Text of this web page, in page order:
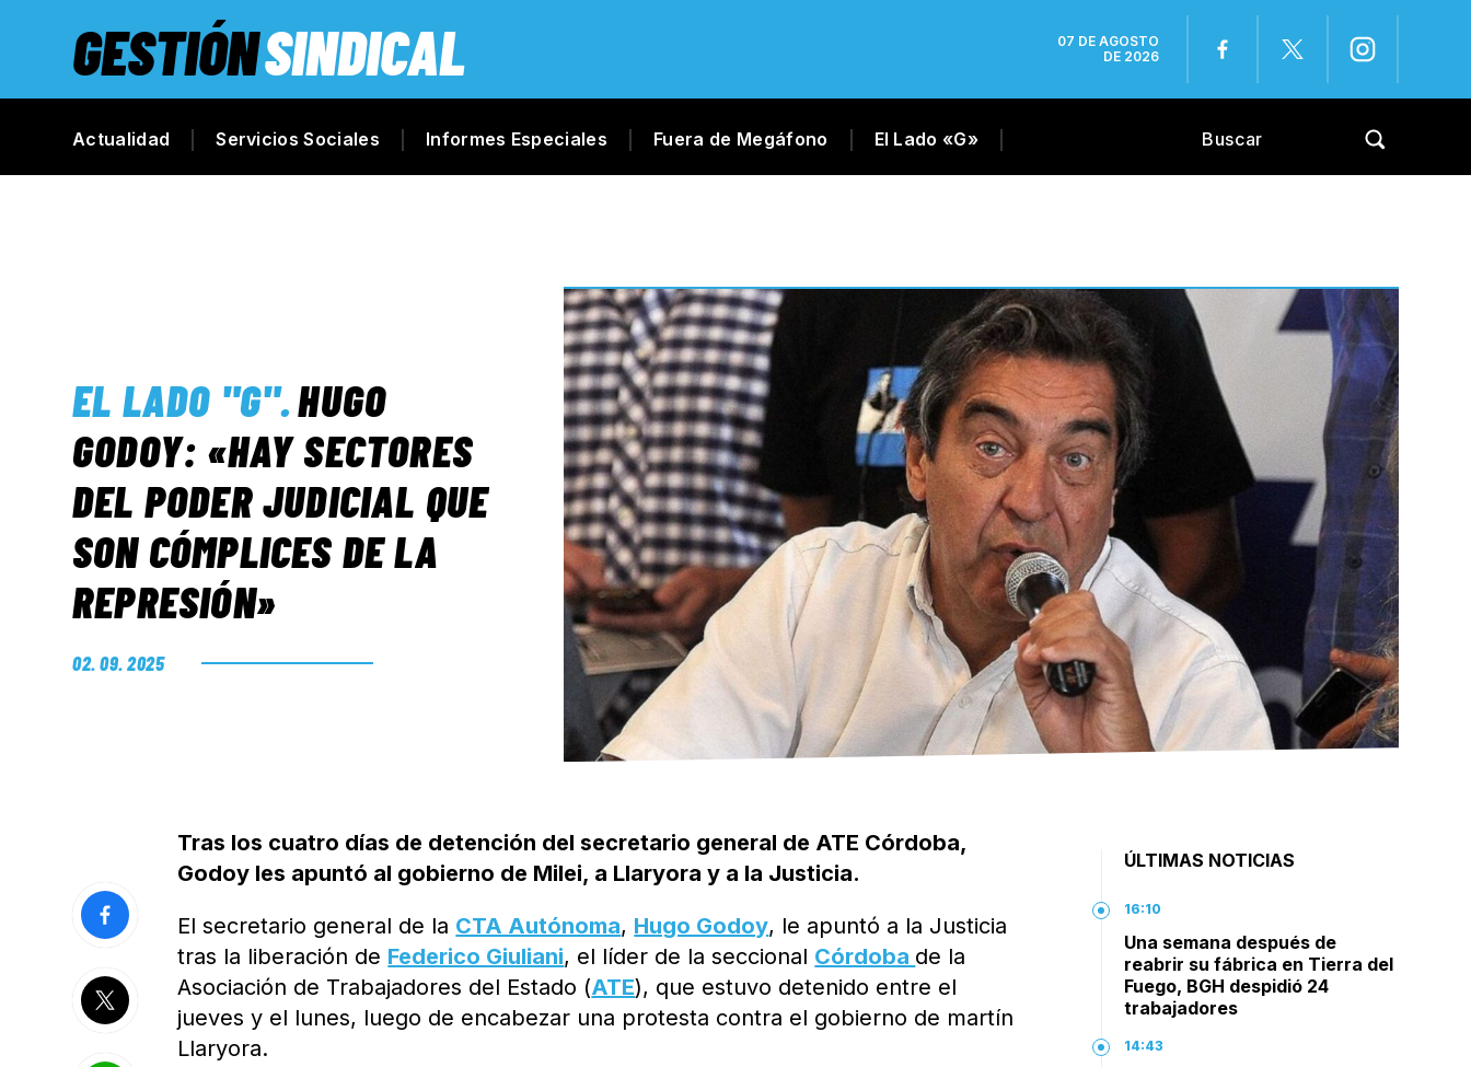
GESTIÓNSINDICAL
07 DE AGOSTO
DE 2026
Actualidad Servicios Sociales Informes Especiales Fuera de Megáfono El Lado «G»
EL LADO "G".HUGO
GODOY: «HAY SECTORES
DEL PODER JUDICIAL QUE
SON CÓMPLICES DE LA
REPRESIÓN»
02. 09. 2025
Tras los cuatro días de detención del secretario general de ATE Córdoba,
Godoy les apuntó al gobierno de Milei, a Llaryora y a la Justicia.
El secretario general de la CTA Autónoma, Hugo Godoy, le apuntó a la Justicia
tras la liberación de Federico Giuliani, el líder de la seccional Córdoba de la
Asociación de Trabajadores del Estado (ATE), que estuvo detenido entre el
jueves y el lunes, luego de encabezar una protesta contra el gobierno de martín
Llaryora.
ÚLTIMAS NOTICIAS
16:10
Una semana después de
reabrir su fábrica en Tierra del
Fuego, BGH despidió 24
trabajadores
14:43